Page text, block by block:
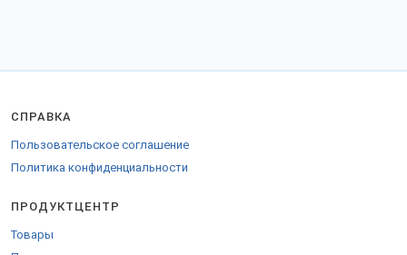
СПРАВКА
Пользовательское соглашение
Политика конфиденциальности
ПРОДУКТЦЕНТР
Товары